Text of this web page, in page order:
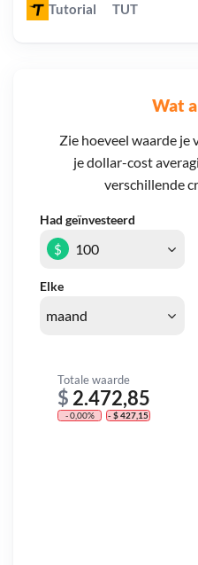
Wat
Zie hoeveel waarde je
je dollar-cost
verschillende
Had geïnvesteerd
Elke
$
Totale waarde
$ 2.472,85
- 0,00% - $ 427,15
Tutorial TUT